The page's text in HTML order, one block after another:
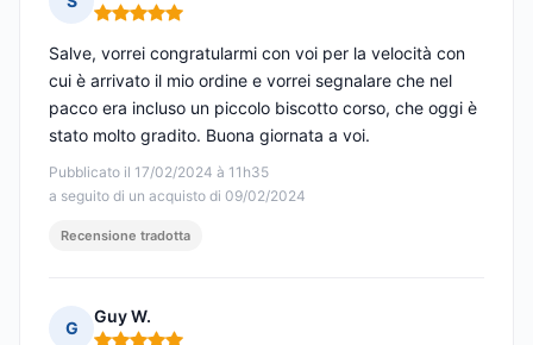
Nota: 5 su 5
Pubblicato il 17/02/2024 à 11h35
a seguito di un acquisto di 09/02/2024
Salve, vorrei congratularmi con voi per la velocità con
cui è arrivato il mio ordine e vorrei segnalare che nel
pacco era incluso un piccolo biscotto corso, che oggi è
stato molto gradito. Buona giornata a voi.
Recensione tradotta
G
Guy W.